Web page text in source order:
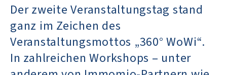
Der zweite Veranstaltungstag stand
ganz im Zeichen des
Veranstaltungsmottos „360° WoWi“.
In zahlreichen Workshops – unter